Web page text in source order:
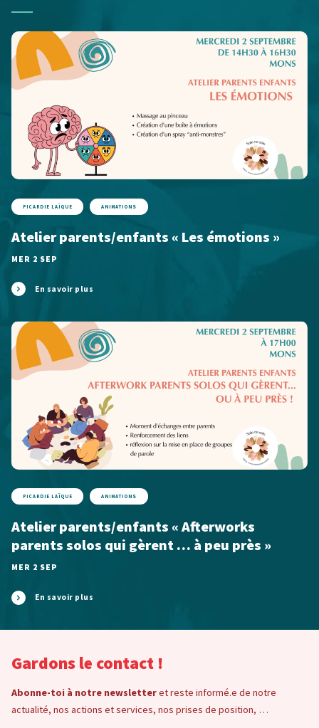
PICARDIE LAÏQUE ANIMATIONS
Atelier parents/enfants « Les émotions »
MER 2 SEP
En savoir plus
PICARDIE LAÏQUE ANIMATIONS
Atelier parents/enfants « Afterworks
parents solos qui gèrent … à peu près »
MER 2 SEP
En savoir plus
Gardons le contact !
Abonne-toi à notre newsletteret reste informé.e de notre
actualité, nos actions et services, nos prises de position, …